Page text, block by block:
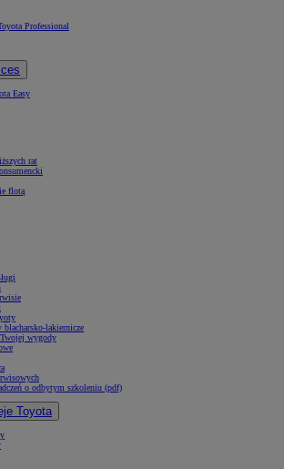
Professional
Easy
rat
flotą
blacharsko-lakiernicze
wygody
o odbytym szkoleniu (pdf)
Toyota